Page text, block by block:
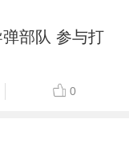
部队 参与打
0